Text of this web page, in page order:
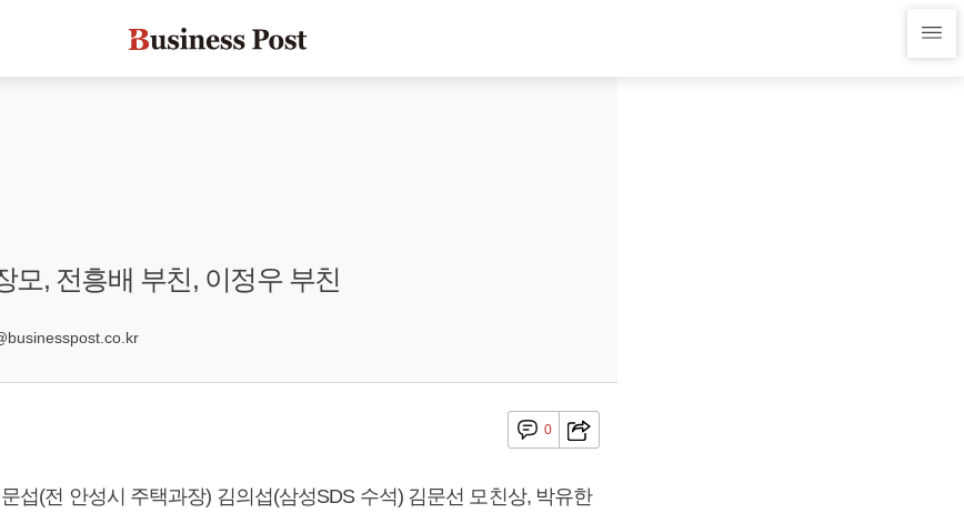
모, 전흥배 부친, 이정우 부친
0
섭(전 안성시 주택과장) 김의섭(삼성SDS 수석) 김문선 모친상, 박유한